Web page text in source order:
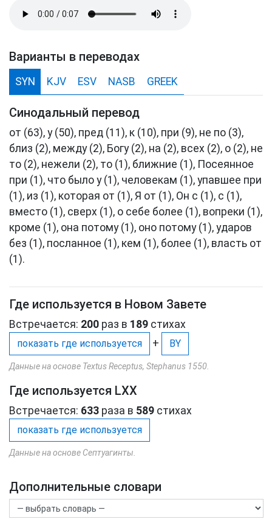
Варианты в переводах
SYN KJV ESV NASB GREEK
Синодальный перевод
от (63), у (50), пред (11), к (10), при (9), не по (3),
близ (2), между (2), Богу (2), на (2), всех (2), о (2), не
то (2), нежели (2), то (1), ближние (1), Посеянное
при (1), что было у (1), человекам (1), упавшее при
(1), из (1), которая от (1), Я от (1), Он с (1), с (1),
вместо (1), сверх (1), о себе более (1), вопреки (1),
кроме (1), она потому (1), оно потому (1), ударов
без (1), посланное (1), кем (1), более (1), власть от
(1).
Где используется в Новом Завете
Встречается: 200 раз в 189 стихах
показать где используется + BY
Данные на основе Textus Receptus, Stephanus 1550.
Где используется LXX
Встречается: 633 раза в 589 стихах
показать где используется
Данные на основе Септуагинты.
Дополнительные словари